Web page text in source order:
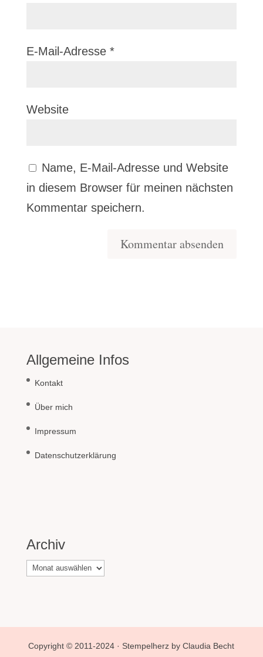
E-Mail-Adresse *
Website
Name, E-Mail-Adresse und Website
in diesem Browser für meinen nächsten
Kommentar speichern.
Allgemeine Infos
Kontakt
Über mich
Impressum
Datenschutzerklärung
Archiv
Archiv
Copyright © 2011-2024 · Stempelherz by Claudia Becht